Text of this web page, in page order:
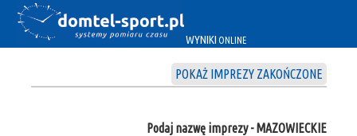
WYNIKI ONLINE
POKAŻ IMPREZY ZAKOŃCZONE
Podaj nazwę imprezy - MAZOWIECKIE